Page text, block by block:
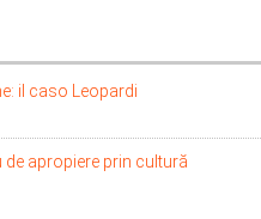
il caso Leopardi
de apropiere prin cultură